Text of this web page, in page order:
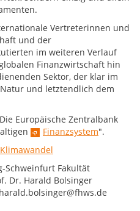
Vertreterinnen und
und der
im weiteren Verlauf
Finanzwirtschaft hin
Sektor, der klar im
und letztendlich dem
Europäische Zentralbank
Finanzsystem".
Schweinfurt Fakultät
Dr. Harald Bolsinger